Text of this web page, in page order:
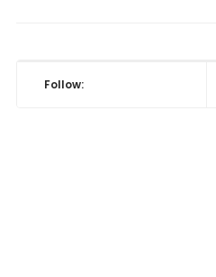
Follow: